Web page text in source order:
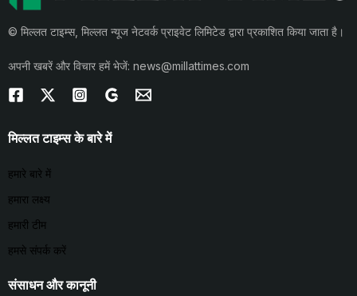
© मिल्लत टाइम्स, मिल्लत न्यूज नेटवर्क प्राइवेट लिमिटेड द्वारा प्रकाशित किया जाता है।
अपनी खबरें और विचार हमें भेजें: news@millattimes.com
मिल्लत टाइम्स के बारे में
हमारे बारे में
हमारा लक्ष्य
हमारी टीम
हमसे संपर्क करें
संसाधन और कानूनी